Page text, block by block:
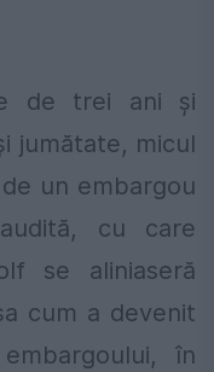
de trei ani și
jumătate, micul
un embargou
cu care
se aliniaseră
cum a devenit
în